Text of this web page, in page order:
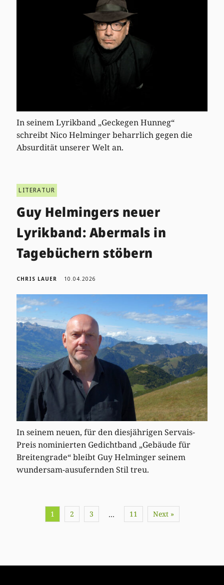
In seinem Lyrikband „Geckegen Hunneg“
schreibt Nico Helminger beharrlich gegen die
Absurdität unserer Welt an.
LITERATUR
Guy Helmingers neuer
Lyrikband: Abermals in
Tagebüchern stöbern
CHRIS LAUER 10.04.2026
In seinem neuen, für den diesjährigen Servais-
Preis nominierten Gedichtband „Gebäude für
Breitengrade“ bleibt Guy Helminger seinem
wundersam-ausufernden Stil treu.
1 2 3 … 11 Next »